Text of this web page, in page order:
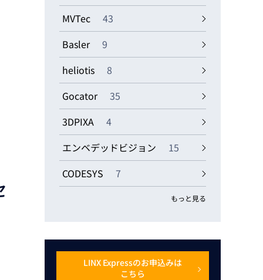
MVTec
43
Basler
9
heliotis
8
Gocator
35
3DPIXA
4
エンベデッドビジョン
15
CODESYS
7
もっと見る
LINX Expressのお申込みは
こちら